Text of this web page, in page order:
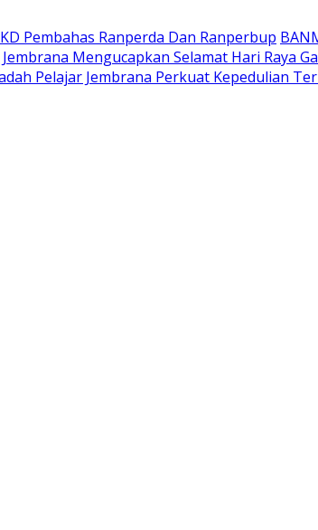
Pembahas Ranperda Dan Ranperbup
Mengucapkan Selamat Hari Raya
Pelajar Jembrana Perkuat Kepedulian